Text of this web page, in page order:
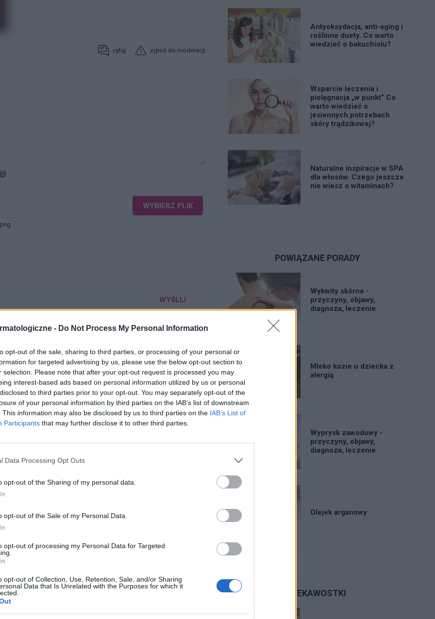
- Do Not Process My Personal Information
opt-out of the sale, sharing to third parties, or processing of your personal or
for targeted advertising by us, please use the below opt-out section to
selection. Please note that after your opt-out request is processed you may
interest-based ads based on personal information utilized by us or personal
to third parties prior to your opt-out. You may separately opt-out of the
of your personal information by third parties on the IAB’s list of downstream
This information may also be disclosed by us to third parties on the IAB’s List of
Participants that may further disclose it to other third parties.
Data Processing Opt Outs
opt-out of the Sharing of my personal data.
opt-out of the Sale of my Personal Data.
opt-out of processing my Personal Data for Targeted
opt-out of Collection, Use, Retention, Sale, and/or Sharing
Data that Is Unrelated with the Purposes for which it
cytuj zgłoś do moderacji
WYBIERZ PLIK
WYŚLIJ
?
ale teraz jest większy. Czy to może być czerniak?
słońce poparzyło rączki (od łokcia do dłoni
dziecku coś grozi po takim jednorazowym
zagoiła się w ciągu kilku dni, z jednej rączki delikatnie
ani blizny.
dermatolog w Polsce, który wystawi receptę na maść
Antyoksydacja, anti-aging i
roślinne duety. Co warto
wiedzieć o bakuchiolu?
Wsparcie leczenia i
pielęgnacja „w punkt” Co
warto wiedzieć o
jesiennych potrzebach
skóry trądzikowej?
Naturalne inspiracje w SPA
dla włosów. Czego jeszcze
nie wiesz o witaminach?
POWIĄZANE PORADY
Wykwity skórne -
przyczyny, objawy,
diagnoza, leczenie
Mleko kozie u dziecka z
alergią
Wyprysk zawodowy -
przyczyny, objawy,
diagnoza, leczenie
Olejek arganowy
CIEKAWOSTKI